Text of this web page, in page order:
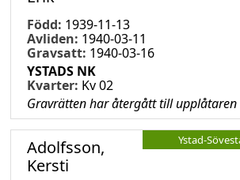
Född: 1939-11-13
Avliden: 1940-03-11
Gravsatt: 1940-03-16
YSTADS NK
Kvarter: Kv 02
Gravrätten har återgått till upplåtaren
Ystad-
Adolfsson,
Kersti